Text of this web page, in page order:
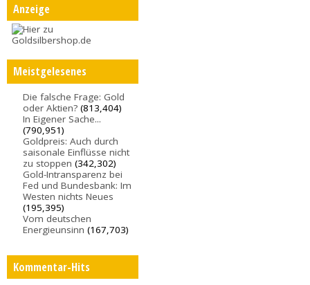
Anzeige
Meistgelesenes
Die falsche Frage: Gold
oder Aktien? (813,404)
In Eigener Sache...
(790,951)
Goldpreis: Auch durch
saisonale Einflüsse nicht
zu stoppen (342,302)
Gold-Intransparenz bei
Fed und Bundesbank: Im
Westen nichts Neues
(195,395)
Vom deutschen
Energieunsinn (167,703)
Kommentar-Hits